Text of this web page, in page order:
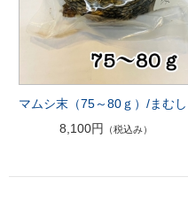
マムシ末（75～80ｇ）/まむし
8,100円
（税込み）